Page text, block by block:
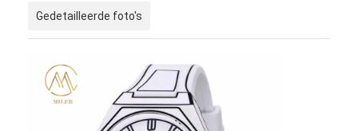
Gedetailleerde foto's